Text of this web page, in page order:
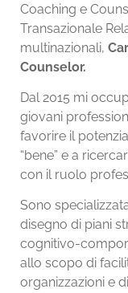
Coaching e
Transazionale
multinazionali,
Counselor.
Dal 2015 mi
giovani
favorire il
“bene” e a
con il ruolo
Sono
disegno di piani
cognitivo-
allo scopo di
organizzazioni e